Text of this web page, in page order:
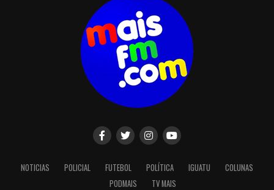
NOTICIAS POLICIAL FUTEBOL POLÍTICA IGUATU
COLUNAS
PODMAIS
TV MAIS